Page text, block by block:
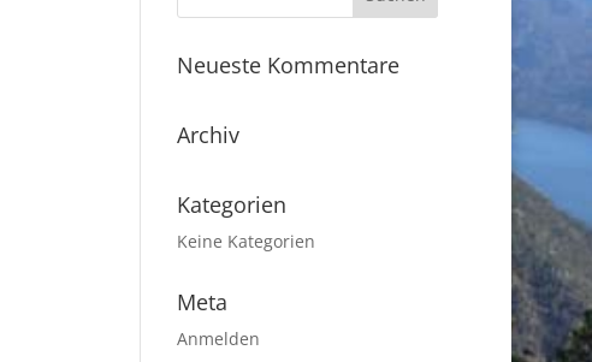
Neueste Kommentare
Archiv
Kategorien
Keine Kategorien
Meta
Anmelden